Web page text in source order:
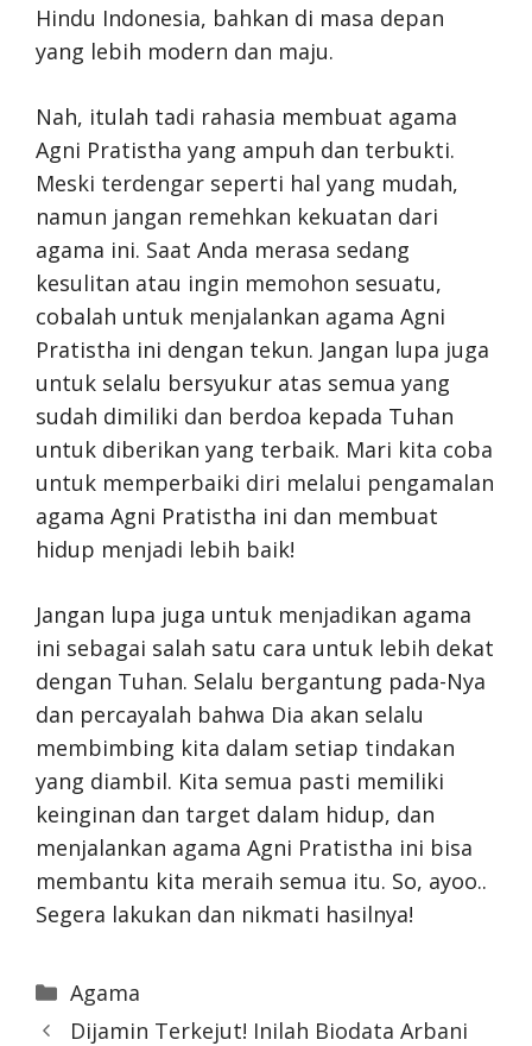
Hindu Indonesia, bahkan di masa depan
yang lebih modern dan maju.
Nah, itulah tadi rahasia membuat agama
Agni Pratistha yang ampuh dan terbukti.
Meski terdengar seperti hal yang mudah,
namun jangan remehkan kekuatan dari
agama ini. Saat Anda merasa sedang
kesulitan atau ingin memohon sesuatu,
cobalah untuk menjalankan agama Agni
Pratistha ini dengan tekun. Jangan lupa juga
untuk selalu bersyukur atas semua yang
sudah dimiliki dan berdoa kepada Tuhan
untuk diberikan yang terbaik. Mari kita coba
untuk memperbaiki diri melalui pengamalan
agama Agni Pratistha ini dan membuat
hidup menjadi lebih baik!
Jangan lupa juga untuk menjadikan agama
ini sebagai salah satu cara untuk lebih dekat
dengan Tuhan. Selalu bergantung pada-Nya
dan percayalah bahwa Dia akan selalu
membimbing kita dalam setiap tindakan
yang diambil. Kita semua pasti memiliki
keinginan dan target dalam hidup, dan
menjalankan agama Agni Pratistha ini bisa
membantu kita meraih semua itu. So, ayoo..
Segera lakukan dan nikmati hasilnya!
Categories
Agama
Dijamin Terkejut! Inilah Biodata Arbani